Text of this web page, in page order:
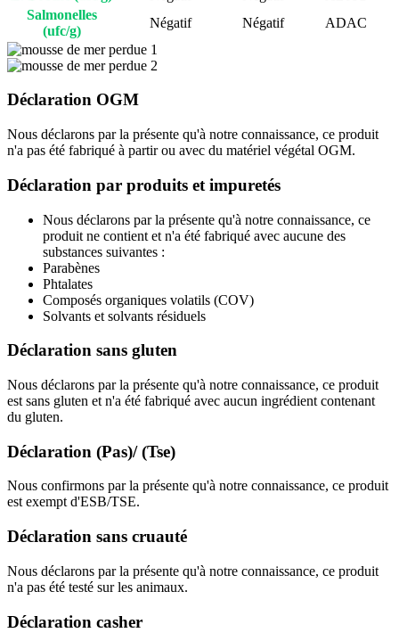
Salmonelles
(ufc/g)
Négatif Négatif ADAC
Déclaration OGM
Nous déclarons par la présente qu'à notre connaissance, ce produit
n'a pas été fabriqué à partir ou avec du matériel végétal OGM.
Déclaration par produits et impuretés
Nous déclarons par la présente qu'à notre connaissance, ce
produit ne contient et n'a été fabriqué avec aucune des
substances suivantes :
Parabènes
Phtalates
Composés organiques volatils (COV)
Solvants et solvants résiduels
Déclaration sans gluten
Nous déclarons par la présente qu'à notre connaissance, ce produit
est sans gluten et n'a été fabriqué avec aucun ingrédient contenant
du gluten.
Déclaration (Pas)/ (Tse)
Nous confirmons par la présente qu'à notre connaissance, ce produit
est exempt d'ESB/TSE.
Déclaration sans cruauté
Nous déclarons par la présente qu'à notre connaissance, ce produit
n'a pas été testé sur les animaux.
Déclaration casher